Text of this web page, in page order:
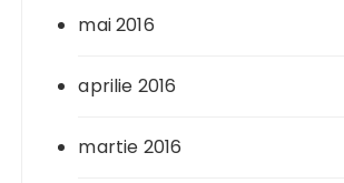
mai 2016
aprilie 2016
martie 2016